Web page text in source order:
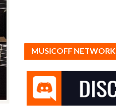
MUSICOFF NETWORK